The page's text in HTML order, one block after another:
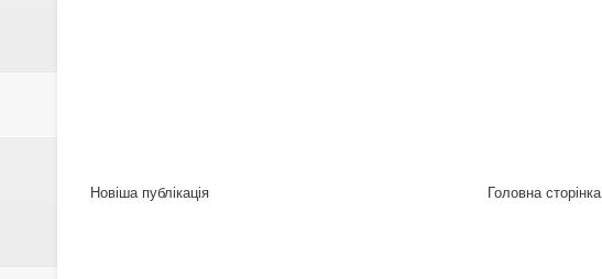
Новіша публікація Головна сторінка